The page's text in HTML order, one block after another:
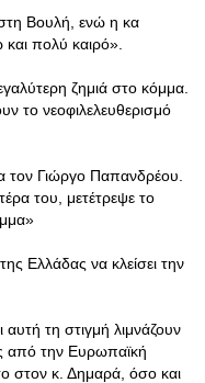
Βουλή, ενώ η κα
και πολύ καιρό».
ζημιά στο κόμμα.
το νεοφιλελευθερισμό
τον Γιώργο Παπανδρέου.
του, μετέτρεψε το
Ελλάδας να κλείσει την
τη στιγμή λιμνάζουν
από την Ευρωπαϊκή
στον κ. Δημαρά, όσο και